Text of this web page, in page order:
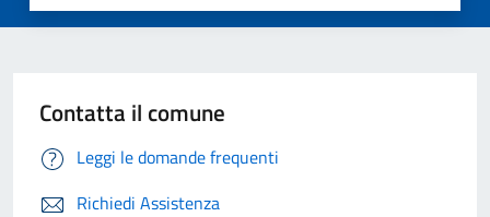
Contatta il comune
Leggi le domande frequenti
Richiedi Assistenza